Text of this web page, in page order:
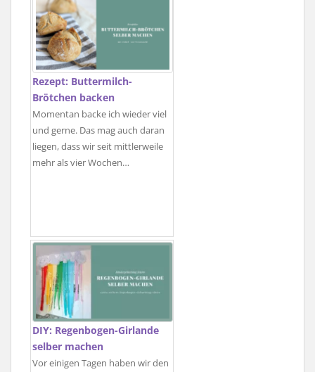
Rezept: Buttermilch-
Brötchen backen
Momentan backe ich wieder viel
und gerne. Das mag auch daran
liegen, dass wir seit mittlerweile
mehr als vier Wochen…
DIY: Regenbogen-Girlande
selber machen
Vor einigen Tagen haben wir den